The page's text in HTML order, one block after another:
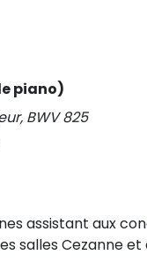
piano)
BWV 825
assistant aux
salles Cezanne